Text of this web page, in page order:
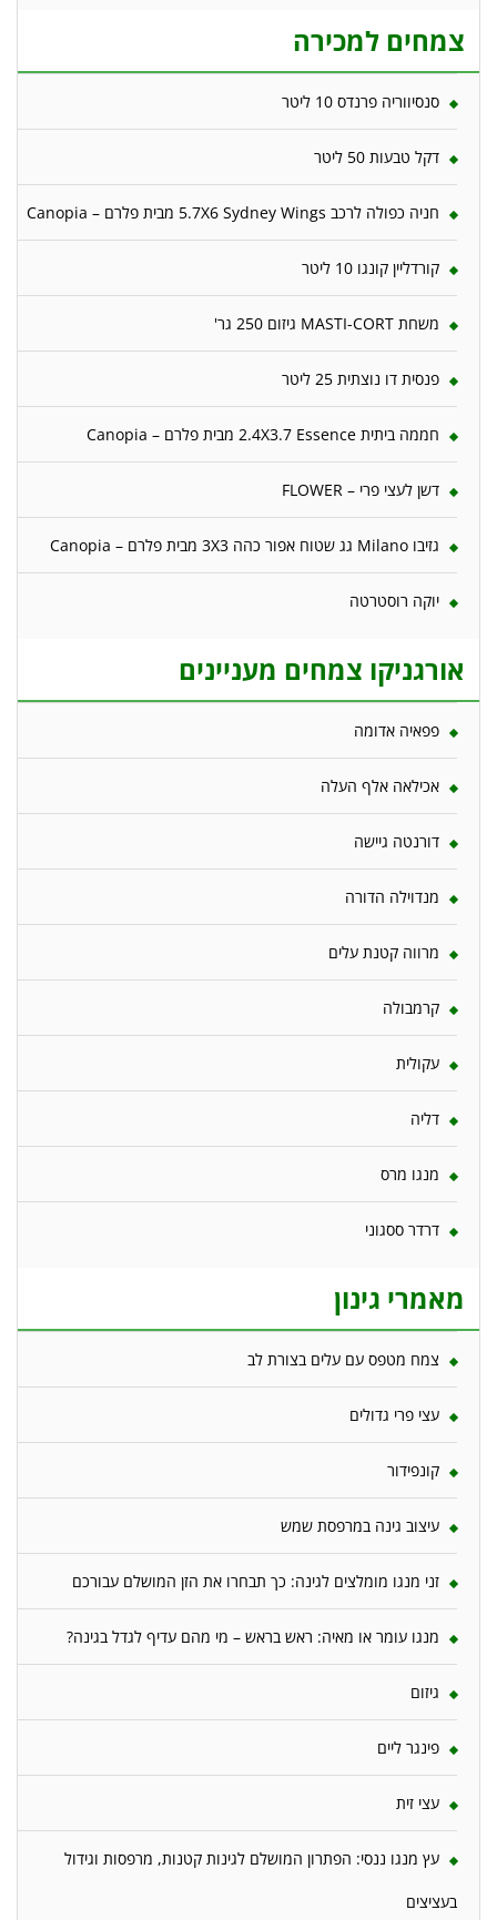
צמחים למכירה
סנסיווריה פרנדס 10 ליטר
דקל טבעות 50 ליטר
חניה כפולה לרכב 5.7X6 Sydney Wings מבית פלרם – Canopia
קורדליין קונגו 10 ליטר
משחת MASTI-CORT גיזום 250 גר'
פנסית דו נוצתית 25 ליטר
חממה ביתית 2.4X3.7 Essence מבית פלרם – Canopia
דשן לעצי פרי – FLOWER
גזיבו Milano גג שטוח אפור כהה 3X3 מבית פלרם – Canopia
יוקה רוסטרטה
אורגניקו צמחים מעניינים
פפאיה אדומה
אכילאה אלף העלה
דורנטה גיישה
מנדוילה הדורה
מרווה קטנת עלים
קרמבולה
עקולית
דליה
מנגו מרס
דרדר ססגוני
מאמרי גינון
צמח מטפס עם עלים בצורת לב
עצי פרי גדולים
קונפידור
עיצוב גינה במרפסת שמש
זני מנגו מומלצים לגינה: כך תבחרו את הזן המושלם עבורכם
מנגו עומר או מאיה: ראש בראש – מי מהם עדיף לגדל בגינה?
גיזום
פינגר ליים
עצי זית
עץ מנגו ננסי: הפתרון המושלם לגינות קטנות, מרפסות וגידול
בעציצים